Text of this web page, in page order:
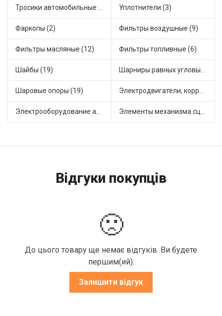
Тросики автомобильные (16) Уплотнители (3)
Фаркопы (2) Фильтры воздушные (9)
Фильтры масляные (12) Фильтры топливные (6)
Шайбы (19) Шарниры равных угловых скоростей, приводные валы (1)
Шаровые опоры (19) Электродвигатели, корректоры и приводы автомобильн (21)
Электрооборудование автомобилей (20) Элементы механизма сцепления (52)
Відгуки покупців
🙁
До цього товару ще немає відгуків. Ви будете
першим(ий).
Залишити відгук